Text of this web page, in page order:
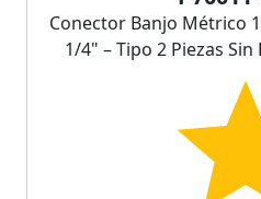
Conector Banjo Métrico
1/4" – Tipo 2 Piezas Sin